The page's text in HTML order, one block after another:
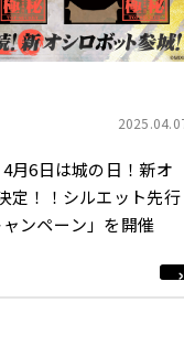
月6日は城の日！新オ
定！！シルエット先行
ンペーン」を開催